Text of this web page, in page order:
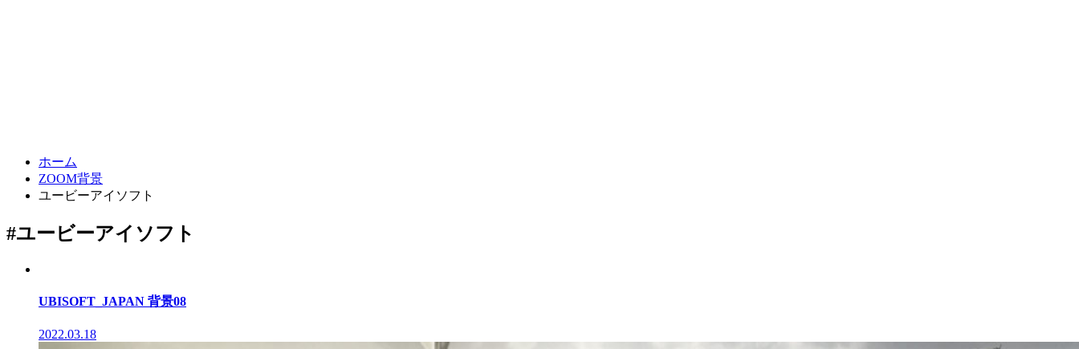
ホーム
ZOOM背景
ユービーアイソフト
#ユービーアイソフト
UBISOFT_JAPAN 背景08
2022.03.18